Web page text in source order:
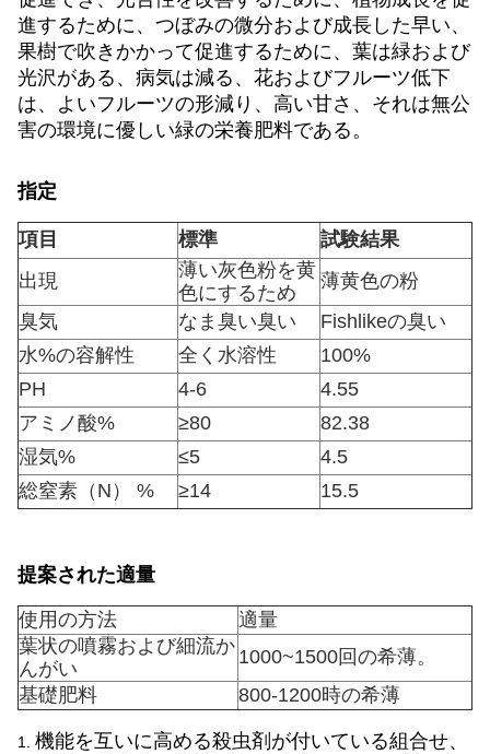
進するために、つぼみの微分および成長した早い、
果樹で吹きかかって促進するために、葉は緑および
光沢がある、病気は減る、花およびフルーツ低下
は、よいフルーツの形減り、高い甘さ、それは無公
害の環境に優しい緑の栄養肥料である。
指定
項目 標準
試験結果
出現
薄い灰色粉を黄
色にするため
薄黄色の粉
臭気
なま臭い臭い
Fishlikeの臭い
水%の容解性
全く水溶性
100%
PH
4-6
4.55
アミノ酸%
≥80
82.38
湿気%
≤5
4.5
総窒素（N） %
≥14 15.5
提案された適量
使用の方法
適量
葉状の噴霧および細流か
んがい
1000~1500回の希薄。
基礎肥料
800-1200時の希薄
1. 機能を互いに高める殺虫剤が付いている組合せ、